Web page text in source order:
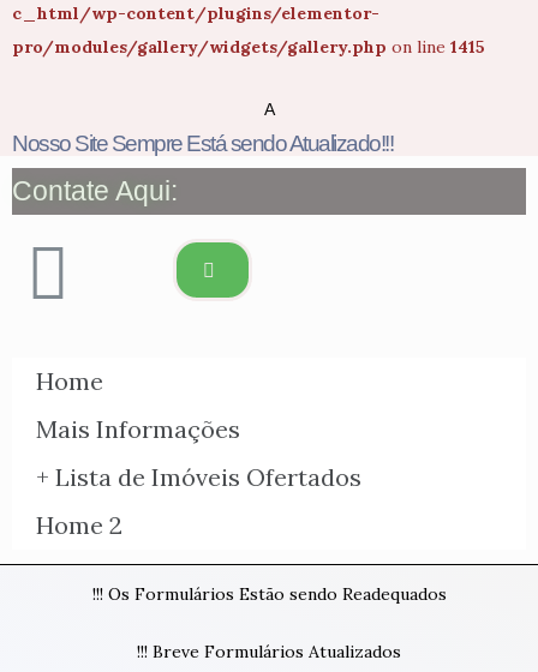
c_html/wp-content/plugins/elementor-
pro/modules/gallery/widgets/gallery.php on line 1415
A
Nosso Site Sempre Está sendo Atualizado!!!
Contate Aqui:
Home
Mais Informações
+ Lista de Imóveis Ofertados
Home 2
!!! Os Formulários Estão sendo Readequados
!!! Breve Formulários Atualizados